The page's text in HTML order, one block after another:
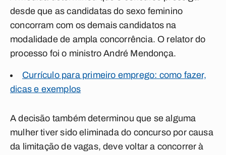
desde que as candidatas do sexo feminino
concorram com os demais candidatos na
modalidade de ampla concorrência. O relator do
processo foi o ministro André Mendonça.
Currículo para primeiro emprego: como fazer,
dicas e exemplos
A decisão também determinou que se alguma
mulher tiver sido eliminada do concurso por causa
da limitação de vagas, deve voltar a concorrer à